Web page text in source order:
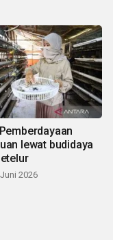
lewat budidaya
2026